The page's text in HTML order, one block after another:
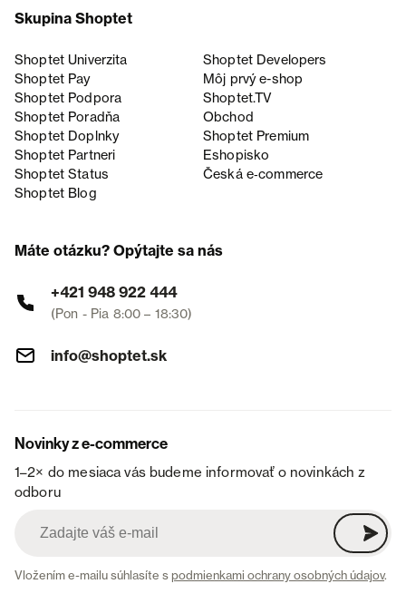
Skupina Shoptet
Shoptet Univerzita
Shoptet Developers
Shoptet Pay
Môj prvý e-shop
Shoptet Podpora
Shoptet.TV
Shoptet Poradňa
Obchod
Shoptet Doplnky
Shoptet Premium
Shoptet Partneri
Eshopisko
Shoptet Status
Česká e‑commerce
Shoptet Blog
Máte otázku? Opýtajte sa nás
+421 948 922 444
(Pon - Pia 8:00 – 18:30)
info@shoptet.sk
Novinky z e-commerce
1–2× do mesiaca vás budeme informovať o novinkách z
odboru
Vložením e-mailu súhlasíte spodmienkami ochrany osobných údajov.